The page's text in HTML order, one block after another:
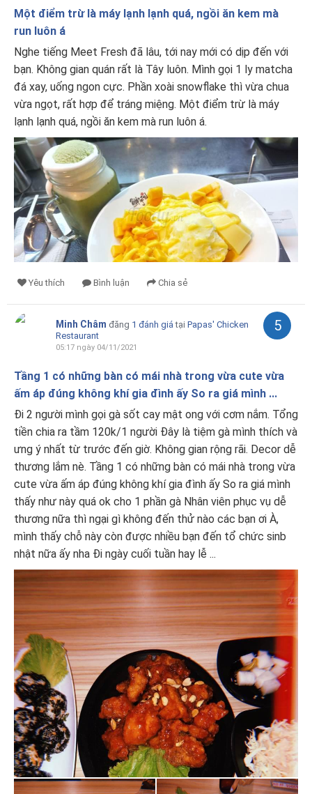
Một điểm trừ là máy lạnh lạnh quá, ngồi ăn kem mà
run luôn á
Nghe tiếng Meet Fresh đã lâu, tới nay mới có dịp đến với
bạn. Không gian quán rất là Tây luôn. Mình gọi 1 ly matcha
đá xay, uống ngon cực. Phần xoài snowflake thì vừa chua
vừa ngọt, rất hợp để tráng miệng. Một điểm trừ là máy
lạnh lạnh quá, ngồi ăn kem mà run luôn á.
Yêu thích Bình luận Chia sẻ
Minh Châm đăng 1 đánh giá tại Papas' Chicken
Restaurant
05:17 ngày 04/11/2021
5
Tầng 1 có những bàn có mái nhà trong vừa cute vừa
ấm áp đúng không khí gia đình ấy So ra giá mình ...
Đi 2 người mình gọi gà sốt cay mật ong với cơm nắm. Tổng
tiền chia ra tầm 120k/1 người Đây là tiệm gà mình thích và
ưng ý nhất từ trước đến giờ. Không gian rộng rãi. Decor dễ
thương lắm nè. Tầng 1 có những bàn có mái nhà trong vừa
cute vừa ấm áp đúng không khí gia đình ấy So ra giá mình
thấy như này quá ok cho 1 phần gà Nhân viên phục vụ dễ
thương nữa thì ngại gì không đến thử nào các bạn ơi À,
mình thấy chỗ này còn được nhiều bạn đến tổ chức sinb
nhật nữa ấy nha Đi ngày cuối tuần hay lễ ...